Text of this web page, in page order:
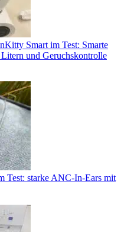
Smart im Test: Smarte
und Geruchskontrolle
Test: starke ANC-In-Ears mit